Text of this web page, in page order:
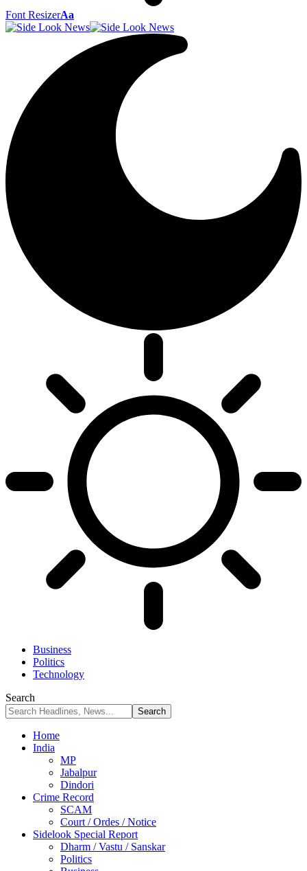
Font ResizerAa
Business
Politics
Technology
Search
Home
India
MP
Jabalpur
Dindori
Crime Record
SCAM
Court / Ordes / Notice
Sidelook Special Report
Dharm / Vastu / Sanskar
Politics